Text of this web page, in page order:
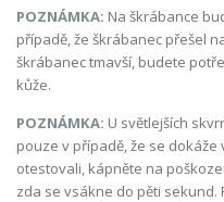
POZNÁMKA: Na škrábance
případě, že škrábanec přešel
škrábanec tmavší, budete
kůže.
POZNÁMKA: U světlejších
pouze v případě, že se
otestovali, kápněte na
zda se vsákne do pěti